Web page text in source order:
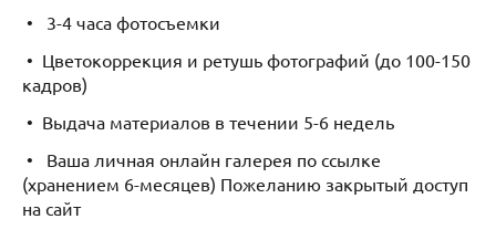
• 3-4 часа фотосъемки
• Цветокоррекция и ретушь фотографий (до 100-150
кадров)
• Выдача материалов в течении 5-6 недель
• Ваша личная онлайн галерея по ссылке
(хранением 6-месяцев) Пожеланию закрытый доступ
на сайт